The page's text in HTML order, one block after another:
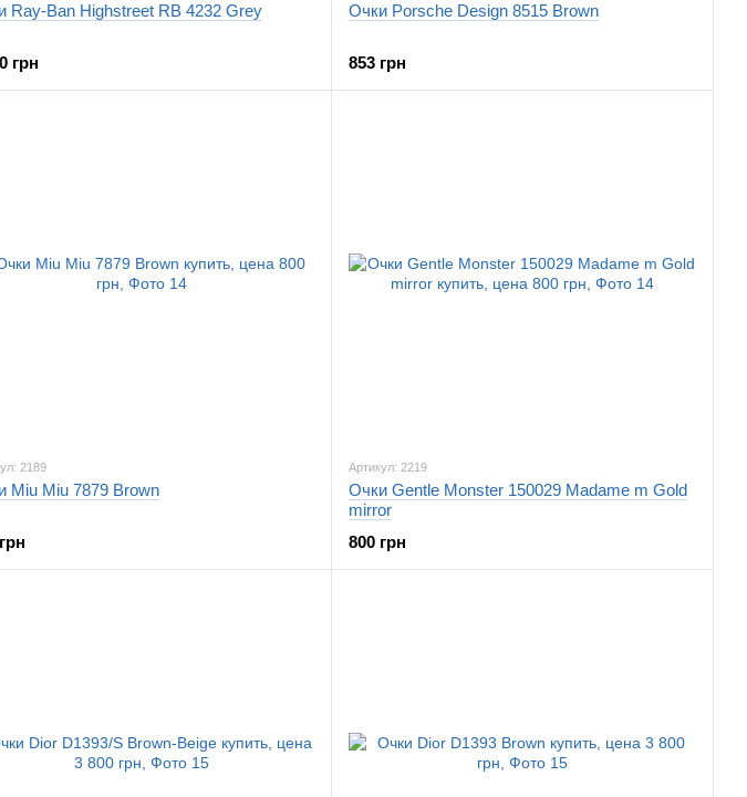
Ray-Ban Highstreet RB 4232 Grey
грн
Очки Porsche Design 8515 Brown
853 грн
2189
Miu Miu 7879 Brown
Артикул: 2219
Очки Gentle Monster 150029 Madame m Gold
mirror
800 грн